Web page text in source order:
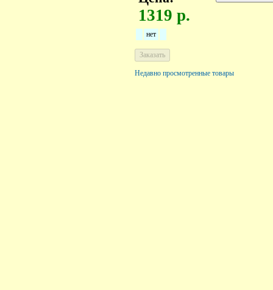
1319 р.
нет
Недавно просмотренные товары